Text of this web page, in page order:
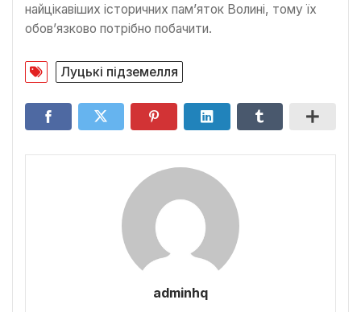
найцікавіших історичних пам’яток Волині, тому їх
обов’язково потрібно побачити.
Луцькі підземелля
adminhq